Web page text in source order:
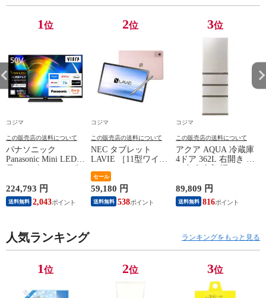
1位
コジマ
この販売店の送料について
パナソニック
Panasonic Mini LED液
晶テレビ VIERA ビ
対応 4Kチューナー内
蔵 YouTube対応
Bluetooth対応 TV-
224,793 円
送料無料 2,043
2位
コジマ
この販売店の送料について
NEC タブレット
LAVIE ［11型ワイド
レージ：256GB］ サ
ンドローズ PC-
T1175LAC
セール
59,180 円
送料無料 538
3位
コジマ
この販売店の送料について
アクア AQUA 冷蔵庫
4ドア 362L 右開き 真
ん中冷凍室 幅60cm
AQR-36A-N（標準設
置無料）
89,809 円
送料無料 816
人気ランキング ランキングをもっと見る
1位 2位 3位